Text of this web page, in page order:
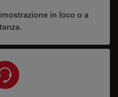
in loco o a